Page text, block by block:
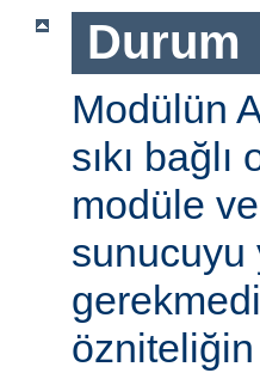
Durum
Modülün
sıkı
modüle
sunucuyu
özniteliğin